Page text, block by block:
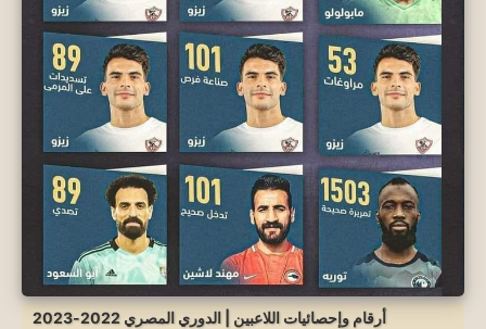
أرقام وإحصائيات اللاعبين | الدوري المصري 2022-2023